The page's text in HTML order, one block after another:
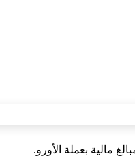
مالية بعملة الأورو.